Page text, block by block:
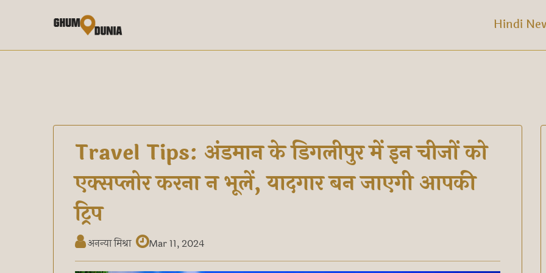
Hindi
Travel Tips: अंडमान के डिगलीपुर में इन चीजों को
एक्सप्लोर करना न भूलें, यादगार बन जाएगी आपकी
ट्रिप
अनन्या मिश्रा Mar 11, 2024